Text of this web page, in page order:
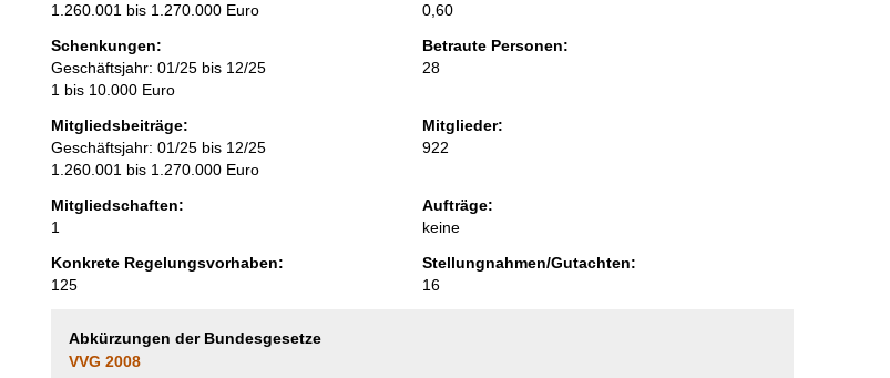
o
e
t
e
1.260.001 bis 1.270.000 Euro
0,60
Schenkungen:
Geschäftsjahr: 01/25 bis 12/25
1 bis 10.000 Euro
Betraute Personen:
28
Mitgliedsbeiträge:
Geschäftsjahr: 01/25 bis 12/25
1.260.001 bis 1.270.000 Euro
Mitglieder:
922
Mitgliedschaften:
1
Aufträge:
keine
Konkrete Regelungsvorhaben:
125
Stellungnahmen/Gutachten:
16
Abkürzungen der Bundesgesetze
VVG 2008